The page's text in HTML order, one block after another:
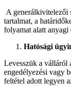
A generálkivitelezői
tartalmat, a
folyamat alatt anyagi
Hatósági
Levesszük a válláról
engedélyezési vagy
feltétel adott legyen